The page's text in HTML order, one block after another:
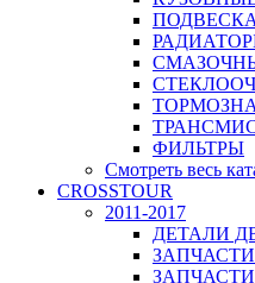
ПОДВЕСКА
ФИЛЬТРЫ
Смотреть весь
CROSSTOUR
2011-2017
ДЕТАЛИ